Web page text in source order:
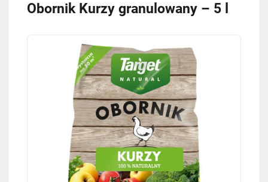
Obornik Kurzy granulowany – 5 l